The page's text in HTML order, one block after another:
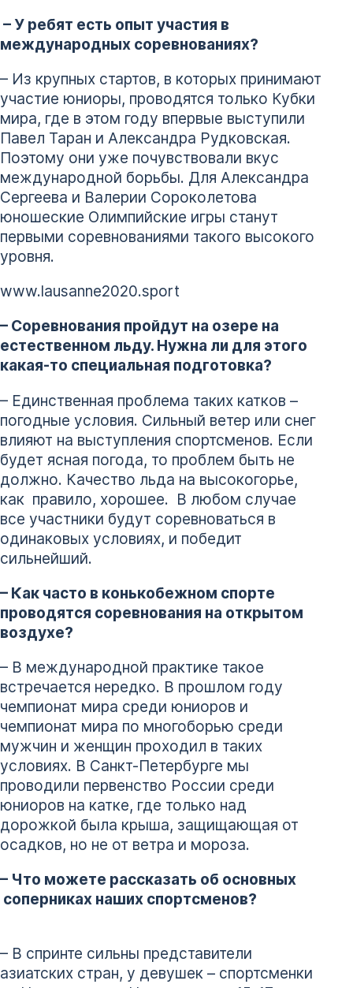
– У ребят есть опыт участия в
международных соревнованиях?
– Из крупных стартов, в которых принимают
участие юниоры, проводятся только Кубки
мира, где в этом году впервые выступили
Павел Таран и Александра Рудковская.
Поэтому они уже почувствовали вкус
международной борьбы. Для Александра
Сергеева и Валерии Сороколетова
юношеские Олимпийские игры станут
первыми соревнованиями такого высокого
уровня.
www.lausanne2020.sport
– Соревнования пройдут на озере на
естественном льду. Нужна ли для этого
какая-то специальная подготовка?
– Единственная проблема таких катков –
погодные условия. Сильный ветер или снег
влияют на выступления спортсменов. Если
будет ясная погода, то проблем быть не
должно. Качество льда на высокогорье,
как правило, хорошее. В любом случае
все участники будут соревноваться в
одинаковых условиях, и победит
сильнейший.
– Как часто в конькобежном спорте
проводятся соревнования на открытом
воздухе?
– В международной практике такое
встречается нередко. В прошлом году
чемпионат мира среди юниоров и
чемпионат мира по многоборью среди
мужчин и женщин проходил в таких
условиях. В Санкт-Петербурге мы
проводили первенство России среди
юниоров на катке, где только над
дорожкой была крыша, защищающая от
осадков, но не от ветра и мороза.
– Что можете рассказать об основных
соперниках наших спортсменов?
– В спринте сильны представители
азиатских стран, у девушек – спортсменки